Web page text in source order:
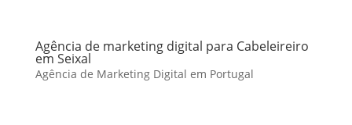
Agência de marketing digital para Cabeleireiro
em Seixal
Agência de Marketing Digital em Portugal